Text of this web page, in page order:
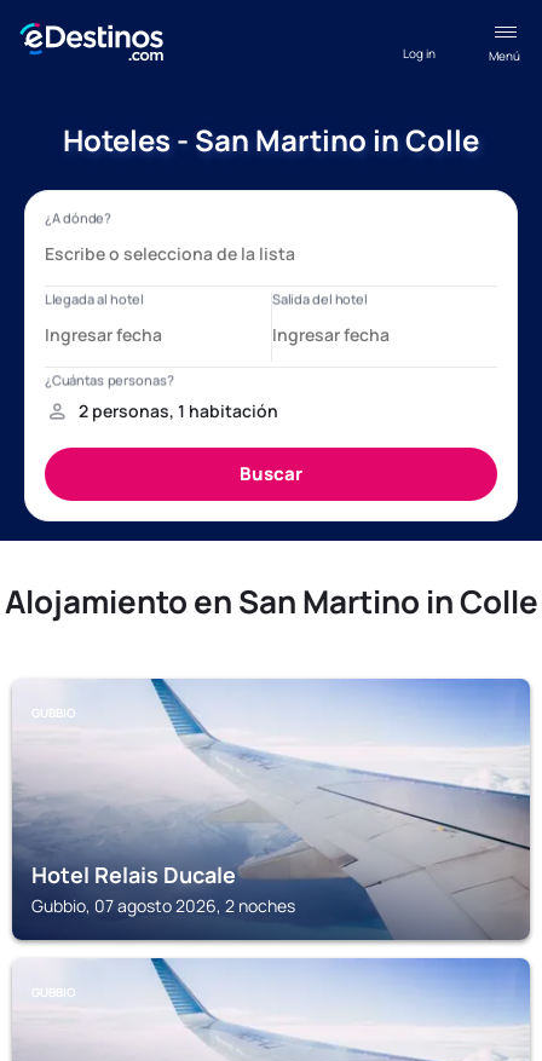
Menú
Log in
Hoteles - San Martino in Colle
Alojamiento en San Martino in Colle
GUBBIO
Hotel Relais Ducale
Gubbio, 07 agosto 2026, 2 noches
GUBBIO